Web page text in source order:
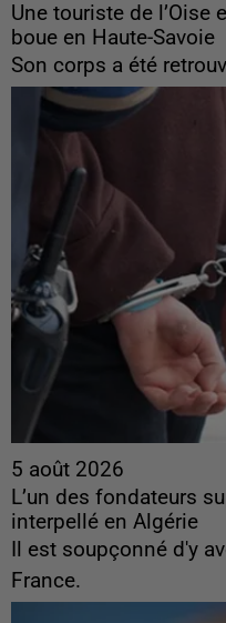
Une touriste de l’Oise
boue en Haute-Savoie
Son corps a été
5 août 2026
L’un des fondateurs
interpellé en Algérie
Il est soupçonné d'y
France.